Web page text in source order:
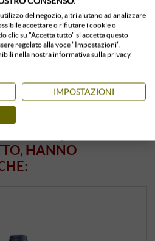
< 24 unitàdisponibile
HANNO
del negozio, altri aiutano ad analizzare
accettare o rifiutare i cookie o
clic su "Accetta tutto" si accetta questo
regolato alla voce "Impostazioni".
nella nostra informativa sulla privacy.
IMPOSTAZIONI